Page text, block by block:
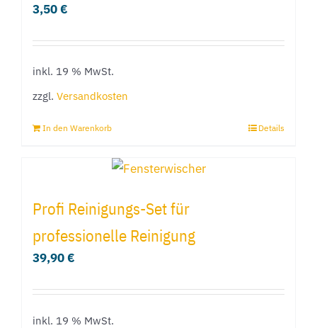
3,50€
inkl. 19 % MwSt.
zzgl. Versandkosten
In den Warenkorb Details
Profi Reinigungs-Set für
professionelle Reinigung
39,90€
inkl. 19 % MwSt.